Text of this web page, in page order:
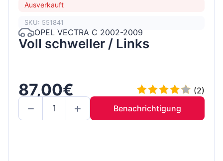
Ausverkauft
SKU: 551841
OPEL VECTRA C 2002-2009
Voll schweller / Links
87,00€
(2)
Benachrichtigung